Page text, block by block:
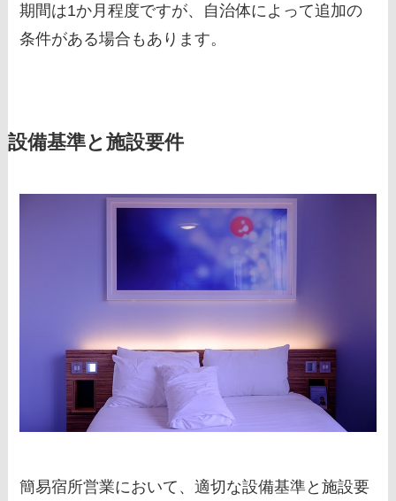
期間は1か月程度ですが、自治体によって追加の
条件がある場合もあります。
設備基準と施設要件
簡易宿所営業において、適切な設備基準と施設要